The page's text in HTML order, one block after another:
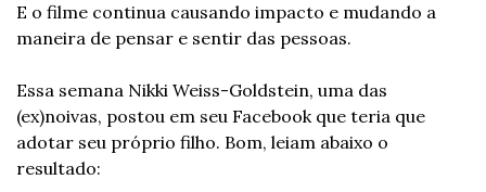
E o filme continua causando impacto e mudando a
maneira de pensar e sentir das pessoas.
Essa semana Nikki Weiss-Goldstein, uma das
(ex)noivas, postou em seu Facebook que teria que
adotar seu próprio filho. Bom, leiam abaixo o
resultado: